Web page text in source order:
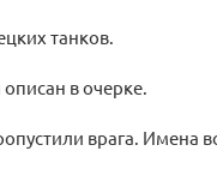
танков.
в очерке.
врага. Имена